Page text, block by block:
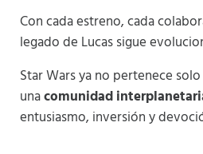
Con cada estreno, cada
legado de Lucas sigue
Star Wars ya no pertenece
unacomunidad
entusiasmo, inversión y